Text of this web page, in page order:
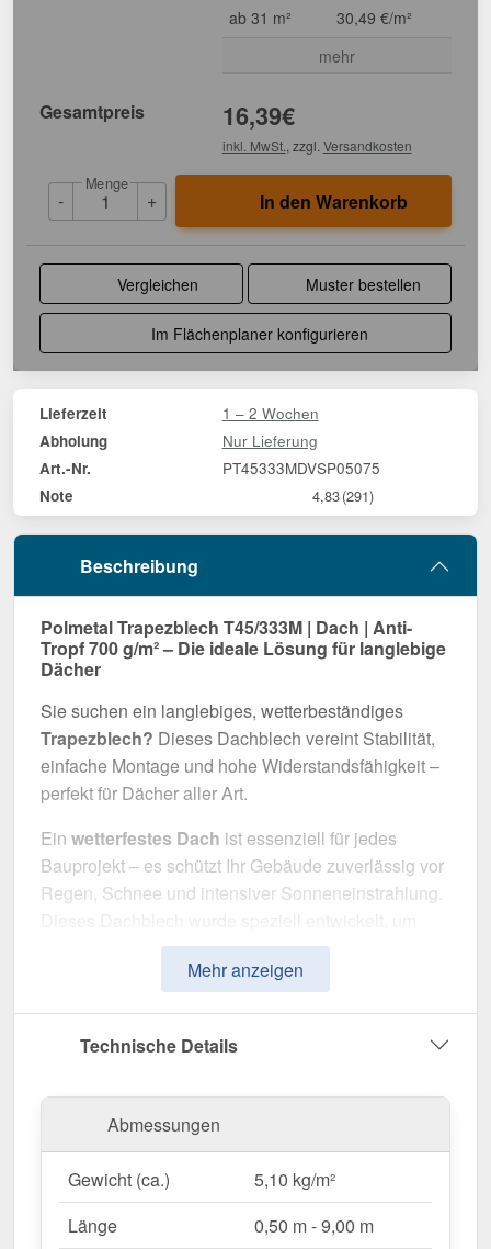
ab 31 m²
30,49 €/m²
mehr
Gesamtpreis 16,39€
inkl. MwSt. , zzgl. Versandkosten
-
Menge
+ In den Warenkorb
Vergleichen Muster bestellen
Im Flächenplaner konfigurieren
Lieferzeit 1 – 2 Wochen
Abholung Nur Lieferung
Art.-Nr. PT45333MDVSP05075
Note 4,83(291)
Beschreibung
Polmetal Trapezblech T45/333M | Dach | Anti-
Tropf 700 g/m² – Die ideale Lösung für langlebige
Dächer
Sie suchen ein langlebiges, wetterbeständiges
Trapezblech? Dieses Dachblech vereint Stabilität,
einfache Montage und hohe Widerstandsfähigkeit –
perfekt für Dächer aller Art.
Ein wetterfestes Dach ist essenziell für jedes
Bauprojekt – es schützt Ihr Gebäude zuverlässig vor
Regen, Schnee und intensiver Sonneneinstrahlung.
robuste und langlebige Dachlösung
bieten. Es überzeugt durch einfache Montage, hohe
0,50 mm, sorgt es für eine robuste Dachlösung. Die
Plattenbreite von 1,06 m
Nutzbreite von 1,00 mermöglichen eine schnelle
und effiziente Verlegung. Dank der25 µm Polyester
Material dauerhaft gegen Korrosion geschützt,
Mehr anzeigen
Technische Details
Abmessungen
Gewicht (ca.)
5,10 kg/m²
Länge
0,50 m - 9,00 m